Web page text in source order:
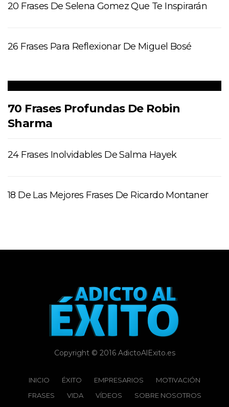
20 Frases De Selena Gomez Que Te Inspirarán
26 Frases Para Reflexionar De Miguel Bosé
70 Frases Profundas De Robin
Sharma
24 Frases Inolvidables De Salma Hayek
18 De Las Mejores Frases De Ricardo Montaner
Copyright © 2016 AdictoAlExito.es
INICIO ÉXITO‬ EMPRESARIOS
MOTIVACIÓN
FRASES
VIDA VÍDEOS SOBRE NOSOTROS